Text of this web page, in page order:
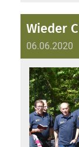
Wieder
06.06.2020